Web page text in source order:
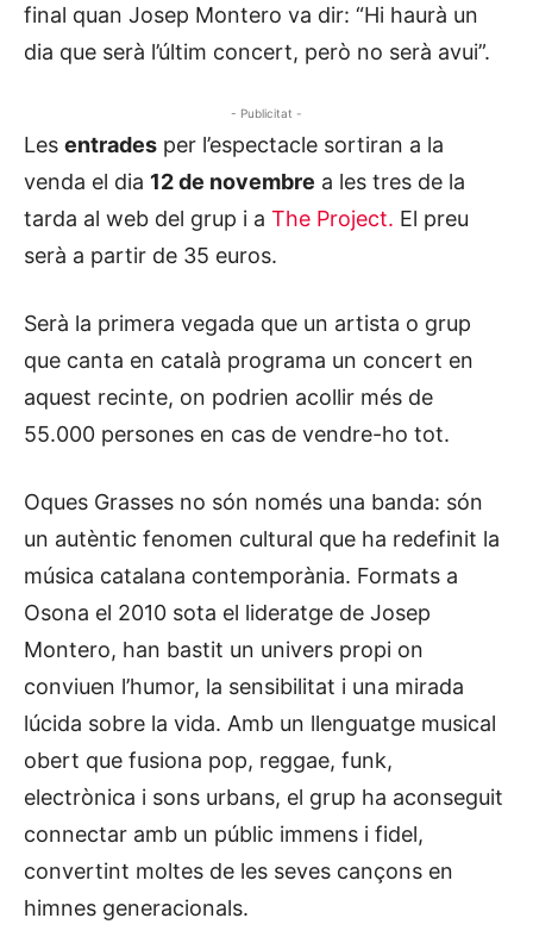
final quan Josep Montero va dir: “Hi haurà un
dia que serà l’últim concert, però no serà avui”.
- Publicitat -
Les entrades per l’espectacle sortiran a la
venda el dia 12 de novembre a les tres de la
tarda al web del grup i a The Project. El preu
serà a partir de 35 euros.
Serà la primera vegada que un artista o grup
que canta en català programa un concert en
aquest recinte, on podrien acollir més de
55.000 persones en cas de vendre-ho tot.
Oques Grasses no són només una banda: són
un autèntic fenomen cultural que ha redefinit la
música catalana contemporània. Formats a
Osona el 2010 sota el lideratge de Josep
Montero, han bastit un univers propi on
conviuen l’humor, la sensibilitat i una mirada
lúcida sobre la vida. Amb un llenguatge musical
obert que fusiona pop, reggae, funk,
electrònica i sons urbans, el grup ha aconseguit
connectar amb un públic immens i fidel,
convertint moltes de les seves cançons en
himnes generacionals.